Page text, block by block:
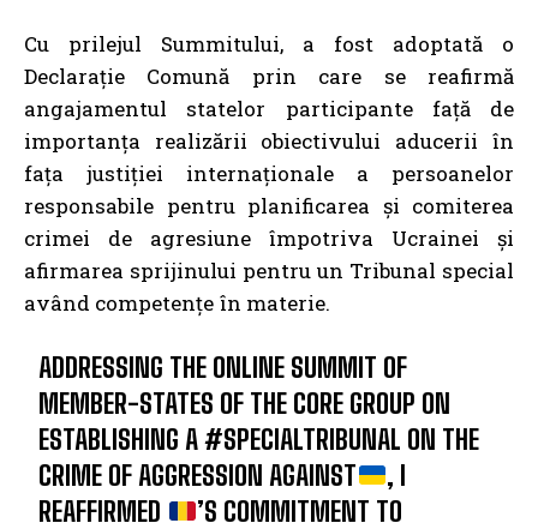
Cu prilejul Summitului, a fost adoptată o
Declarație Comună prin care se reafirmă
angajamentul statelor participante față de
importanța realizării obiectivului aducerii în
fața justiției internaționale a persoanelor
responsabile pentru planificarea și comiterea
crimei de agresiune împotriva Ucrainei și
afirmarea sprijinului pentru un Tribunal special
având competențe în materie.
ADDRESSING THE ONLINE SUMMIT OF
MEMBER-STATES OF THE CORE GROUP ON
ESTABLISHING A#SPECIALTRIBUNAL ON THE
CRIME OF AGGRESSION AGAINST
, I
REAFFIRMED
’S COMMITMENT TO